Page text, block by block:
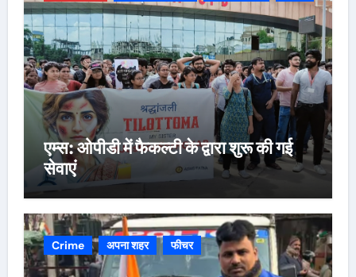
एम्स: ओपीडी में फैकल्टी के द्वारा शुरू की गई
सेवाएं
Crime अपना शहर फीचर